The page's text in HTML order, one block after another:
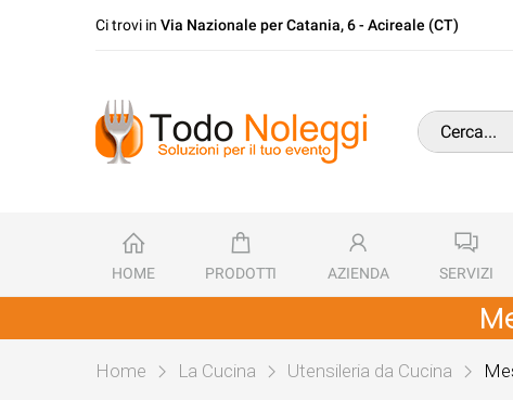
Ci trovi in Via Nazionale per Catania, 6 - Acireale (CT)
HOME PRODOTTI AZIENDA SERVIZI
Home La Cucina Utensileria da Cucina